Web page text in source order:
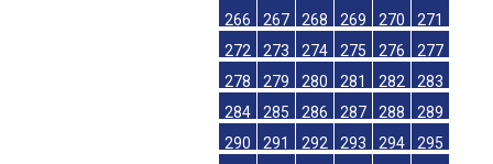
266
267 268 269 270
271
272
273 274 275 276
277
278
279 280 281 282
283
284
285 286 287 288
289
290
291 292 293 294
295